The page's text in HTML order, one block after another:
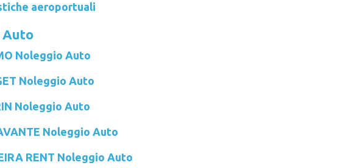
aeroportuali
Auto
Noleggio Auto
Noleggio Auto
Noleggio Auto
Noleggio Auto
RENT Noleggio Auto